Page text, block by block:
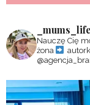
_mums_life
Nauczę Cię
żona